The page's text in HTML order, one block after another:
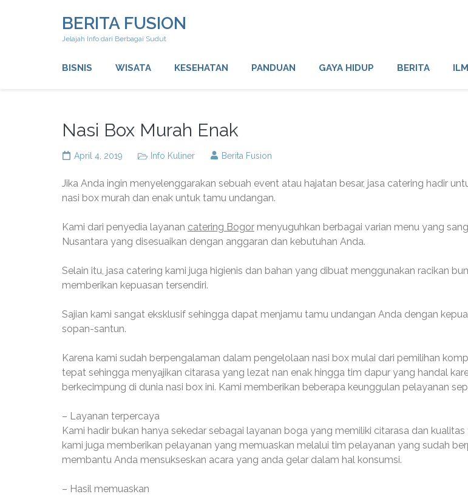
BERITA FUSION
Jelajah Info dari Berbagai Sudut
BISNIS WISATA KESEHATAN PANDUAN GAYA HIDUP BERITA
Nasi Box Murah Enak
April 4, 2019 Info Kuliner Berita Fusion
Jika Anda ingin menyelenggarakan sebuah event atau hajatan besar, jasa catering hadir
nasi box murah dan enak untuk tamu undangan.
Kami dari penyedia layanan catering Bogor menyuguhkan berbagai varian menu yang
Nusantara yang disesuaikan dengan anggaran dan kebutuhan Anda.
Selain itu, jasa catering kami juga higienis dan bahan yang dibuat menggunakan racikan
memberikan kepuasan tersendiri.
Sajian kami sangat eksklusif sehingga dapat menjamu tamu undangan Anda dengan
sopan-santun.
Karena kami sudah berpengalaman dalam pengelolaan nasi box mulai dari pemilihan
tepat sehingga menyajikan citarasa yang lezat nan enak hingga tim dapur yang handal
berkecimpung di dunia nasi box ini. Kami memberikan beberapa keunggulan pelayanan
– Layanan terpercaya
Kami hadir bukan hanya sekedar sebagai layanan boga yang memiliki citarasa dan
kami juga memberikan pelayanan yang memuaskan melalui tim pelayanan yang sudah
membantu Anda mensukseskan acara yang anda gelar dalam hal konsumsi.
– Hasil memuaskan